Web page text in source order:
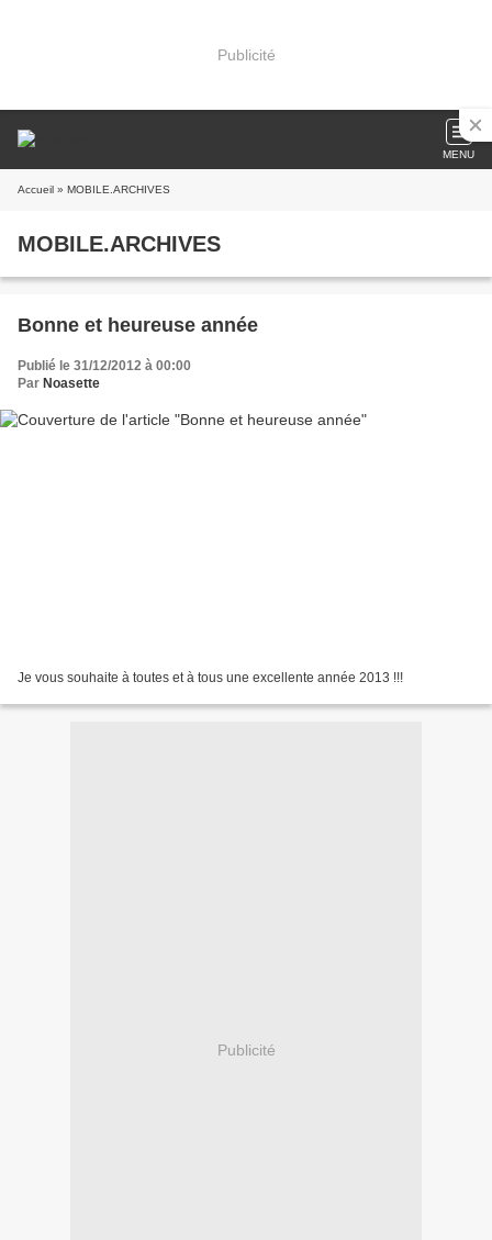
Publicité
MENU
Accueil » MOBILE.ARCHIVES
MOBILE.ARCHIVES
Bonne et heureuse année
Publié le 31/12/2012 à 00:00
Par Noasette
Je vous souhaite à toutes et à tous une excellente année 2013 !!!
Publicité